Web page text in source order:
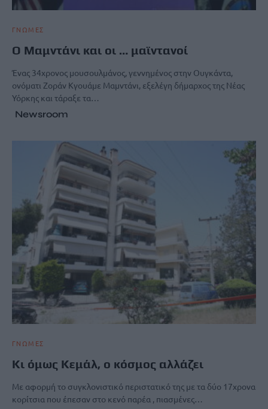
ΓΝΩΜΕΣ
Ο Μαμντάνι και οι … μαϊντανοί
Ένας 34χρονος μουσουλμάνος, γεννημένος στην Ουγκάντα,
ονόματι Ζοράν Κγουάμε Μαμντάνι, εξελέγη δήμαρχος της Νέας
Υόρκης και τάραξε τα…
Newsroom
ΓΝΩΜΕΣ
Κι όμως Κεμάλ, ο κόσμος αλλάζει
Με αφορμή το συγκλονιστικό περιστατικό της με τα δύο 17χρονα
κορίτσια που έπεσαν στο κενό παρέα , πιασμένες…